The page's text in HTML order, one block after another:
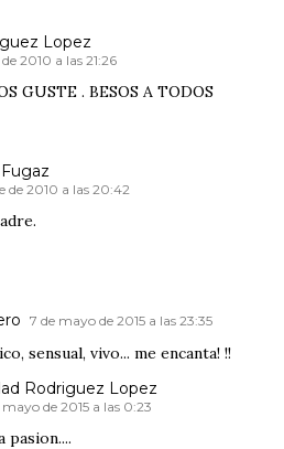
Lopez
2010 a las 21:26
GUSTE . BESOS A TODOS
de 2010 a las 20:42
7 de mayo de 2015 a las 23:35
sensual, vivo... me encanta! !!
Rodriguez Lopez
mayo de 2015 a las 0:23
pasion....